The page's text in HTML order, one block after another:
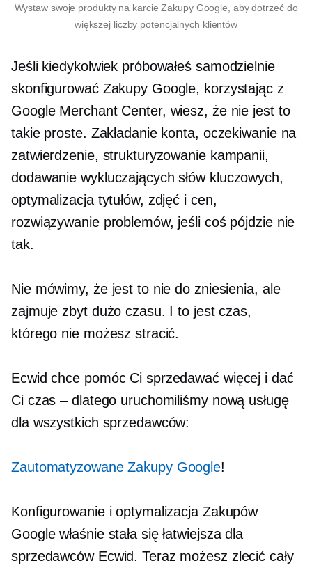
Wystaw swoje produkty na karcie Zakupy Google, aby dotrzeć do
większej liczby potencjalnych klientów
Jeśli kiedykolwiek próbowałeś samodzielnie
skonfigurować Zakupy Google, korzystając z
Google Merchant Center, wiesz, że nie jest to
takie proste. Zakładanie konta, oczekiwanie na
zatwierdzenie, strukturyzowanie kampanii,
dodawanie wykluczających słów kluczowych,
optymalizacja tytułów, zdjęć i cen,
rozwiązywanie problemów, jeśli coś pójdzie nie
tak.
Nie mówimy, że jest to nie do zniesienia, ale
zajmuje zbyt dużo czasu. I to jest czas,
którego nie możesz stracić.
Ecwid chce pomóc Ci sprzedawać więcej i dać
Ci czas – dlatego uruchomiliśmy nową usługę
dla wszystkich sprzedawców:
Zautomatyzowane Zakupy Google!
Konfigurowanie i optymalizacja Zakupów
Google właśnie stała się łatwiejsza dla
sprzedawców Ecwid. Teraz możesz zlecić cały